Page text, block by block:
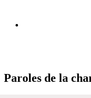
Paroles de la